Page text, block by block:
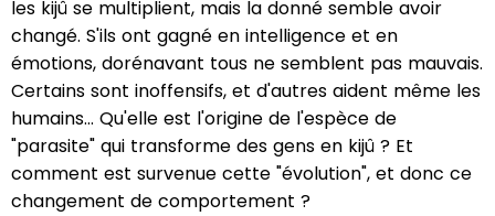
les kijû se multiplient, mais la donné semble avoir
changé. S'ils ont gagné en intelligence et en
émotions, dorénavant tous ne semblent pas mauvais.
Certains sont inoffensifs, et d'autres aident même les
humains… Qu'elle est l'origine de l'espèce de
"parasite" qui transforme des gens en kijû ? Et
comment est survenue cette "évolution", et donc ce
changement de comportement ?